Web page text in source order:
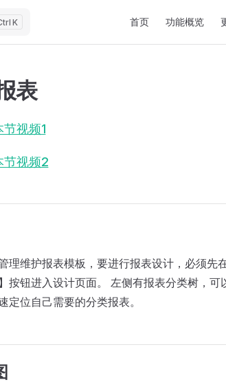
K 首页 功能概览
表
节视频1
节视频2
理维护报表模板，要进行报表设计，必须先
】按钮进入设计页面。 左侧有报表分类树，
定位自己需要的分类报表。